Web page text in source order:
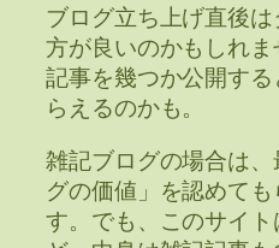
ブログ立ち上げ直後
方が良いのかもしれ
記事を幾つか公開す
らえるのかも。
雑記ブログの場合は
グの価値」を認めて
す。でも、このサイ